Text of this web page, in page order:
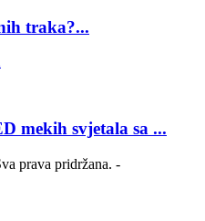
traka?...
mekih svjetala sa ...
prava pridržana. -